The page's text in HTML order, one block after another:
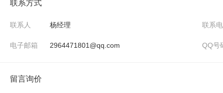
联系方式
联系人 杨经理 联系
电子邮箱 2964471801@qq.com QQ号
留言询价